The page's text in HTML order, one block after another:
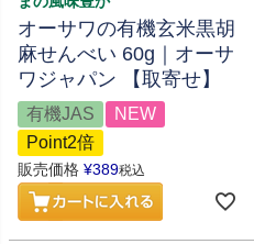
オーサワの有機玄米黒胡
麻せんべい 60g｜オーサ
ワジャパン 【取寄せ】
有機JAS
NEW
Point2倍
販売価格 ¥389税込